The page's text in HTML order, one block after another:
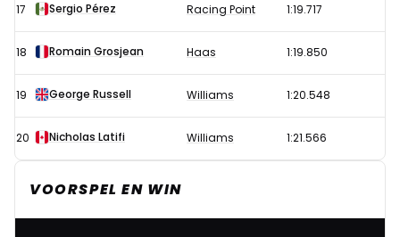
17 Sergio Pérez Racing Point 1:19.717
18 Romain Grosjean Haas 1:19.850
19 George Russell Williams 1:20.548
20 Nicholas Latifi Williams 1:21.566
VOORSPEL EN WIN